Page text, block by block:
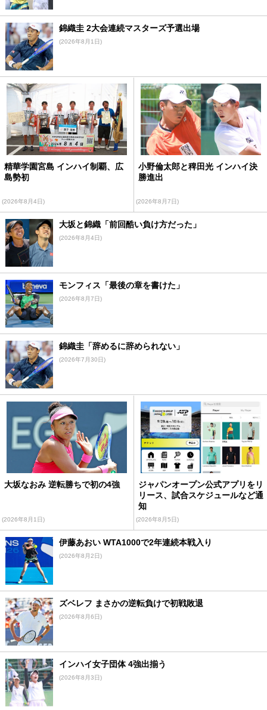
錦織圭 2大会連続マスターズ予選出場
(2026年8月1日)
精華学園宮島 インハイ制覇、広
島勢初
(2026年8月4日)
小野倫太郎と稗田光 インハイ決
勝進出
(2026年8月7日)
大坂と錦織「前回酷い負け方だった」
(2026年8月4日)
モンフィス「最後の章を書けた」
(2026年8月7日)
錦織圭「辞めるに辞められない」
(2026年7月30日)
大坂なおみ 逆転勝ちで初の4強
(2026年8月1日)
ジャパンオープン公式アプリをリ
リース、試合スケジュールなど通
知
(2026年8月5日)
伊藤あおい WTA1000で2年連続本戦入り
(2026年8月2日)
ズベレフ まさかの逆転負けで初戦敗退
(2026年8月6日)
インハイ女子団体 4強出揃う
(2026年8月3日)